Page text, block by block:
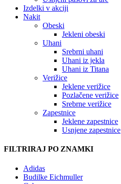
Izdelki v akciji
Nakit
Obeski
Jekleni obeski
Uhani
Srebrni uhani
Uhani iz jekla
Uhani iz Titana
Verižice
Jeklene verižice
Pozlačene verižice
Srebrne verižice
Zapestnice
Jeklene zapestnice
Usnjene zapestnice
FILTRIRAJ PO ZNAMKI
Adidas
Budilke Eichmuller